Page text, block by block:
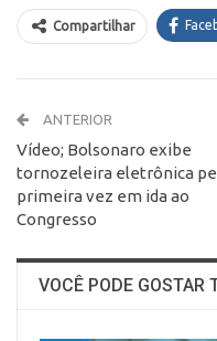
Compartilhar
ANTERIOR
Vídeo; Bolsonaro exibe
tornozeleira eletrônica
primeira vez em ida ao
Congresso
VOCÊ PODE GOSTAR